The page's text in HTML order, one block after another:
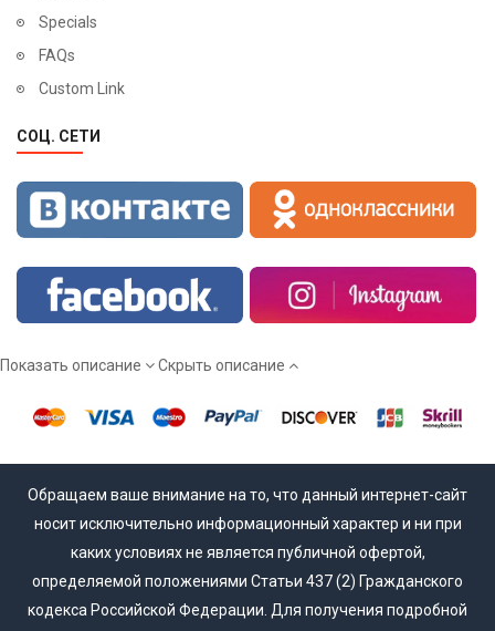
Specials
FAQs
Custom Link
СОЦ. СЕТИ
Показать описание Скрыть описание
Обращаем ваше внимание на то, что данный интернет-сайт
носит исключительно информационный характер и ни при
каких условиях не является публичной офертой,
определяемой положениями Статьи 437 (2) Гражданского
кодекса Российской Федерации. Для получения подробной